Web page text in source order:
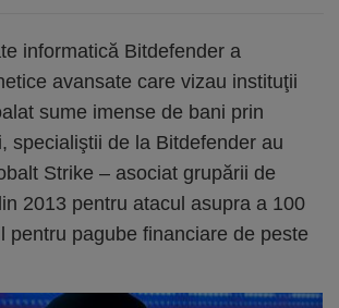
informatică Bitdefender a
avansate care vizau instituţii
sume imense de bani prin
specialiştii de la Bitdefender au
Strike – asociat grupării de
2013 pentru atacul asupra a 100
pagube financiare de peste